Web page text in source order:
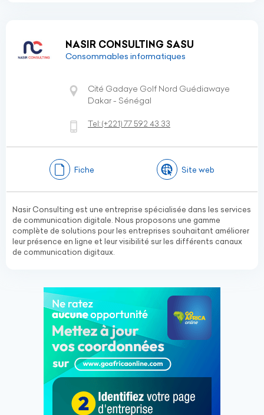
NASIR CONSULTING SASU
Consommables informatiques
Cité Gadaye Golf Nord Guédiawaye
Dakar - Sénégal
Tel:(+221)77 592 43 33
Fiche Site web
Nasir Consulting est une entreprise spécialisée dans les services
de communication digitale. Nous proposons une gamme
complète de solutions pour les entreprises souhaitant améliorer
leur présence en ligne et leur visibilité sur les différents canaux
de communication digitaux.